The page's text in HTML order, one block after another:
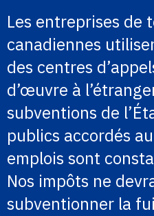
Les entreprises de
canadiennes
des centres
d’œuvre à
subventions de
publics accordés
emplois sont
Nos impôts ne
subventionner la